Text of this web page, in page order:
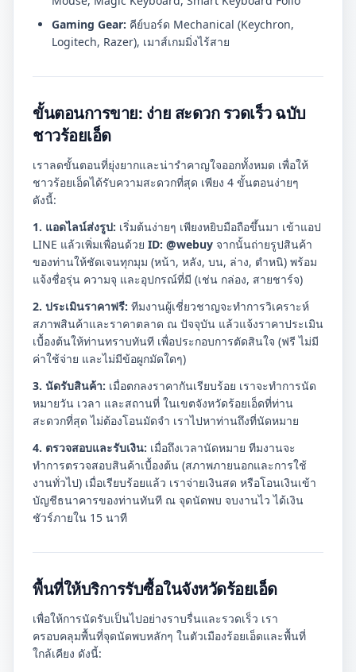
Gaming Gear: คีย์บอร์ด Mechanical (Keychron,
Logitech, Razer), เมาส์เกมมิ่งไร้สาย
ขั้นตอนการขาย: ง่าย สะดวก รวดเร็ว ฉบับ
ชาวร้อยเอ็ด
เราลดขั้นตอนที่ยุ่งยากและน่ารำคาญใจออกทั้งหมด เพื่อให้
ชาวร้อยเอ็ดได้รับความสะดวกที่สุด เพียง 4 ขั้นตอนง่ายๆ
ดังนี้:
1. แอดไลน์ส่งรูป: เริ่มต้นง่ายๆ เพียงหยิบมือถือขึ้นมา เข้าแอป
LINE แล้วเพิ่มเพื่อนด้วย ID: @webuy จากนั้นถ่ายรูปสินค้า
ของท่านให้ชัดเจนทุกมุม (หน้า, หลัง, บน, ล่าง, ตำหนิ) พร้อม
แจ้งชื่อรุ่น ความจุ และอุปกรณ์ที่มี (เช่น กล่อง, สายชาร์จ)
2. ประเมินราคาฟรี: ทีมงานผู้เชี่ยวชาญจะทำการวิเคราะห์
สภาพสินค้าและราคาตลาด ณ ปัจจุบัน แล้วแจ้งราคาประเมิน
เบื้องต้นให้ท่านทราบทันที เพื่อประกอบการตัดสินใจ (ฟรี ไม่มี
ค่าใช้จ่าย และไม่มีข้อผูกมัดใดๆ)
3. นัดรับสินค้า: เมื่อตกลงราคากันเรียบร้อย เราจะทำการนัด
หมายวัน เวลา และสถานที่ ในเขตจังหวัดร้อยเอ็ดที่ท่าน
สะดวกที่สุด ไม่ต้องโอนมัดจำ เราไปหาท่านถึงที่นัดหมาย
4. ตรวจสอบและรับเงิน: เมื่อถึงเวลานัดหมาย ทีมงานจะ
ทำการตรวจสอบสินค้าเบื้องต้น (สภาพภายนอกและการใช้
งานทั่วไป) เมื่อเรียบร้อยแล้ว เราจ่ายเงินสด หรือโอนเงินเข้า
บัญชีธนาคารของท่านทันที ณ จุดนัดพบ จบงานไว ได้เงิน
ชัวร์ภายใน 15 นาที
พื้นที่ให้บริการรับซื้อในจังหวัดร้อยเอ็ด
เพื่อให้การนัดรับเป็นไปอย่างราบรื่นและรวดเร็ว เรา
ครอบคลุมพื้นที่จุดนัดพบหลักๆ ในตัวเมืองร้อยเอ็ดและพื้นที่
ใกล้เคียง ดังนี้: